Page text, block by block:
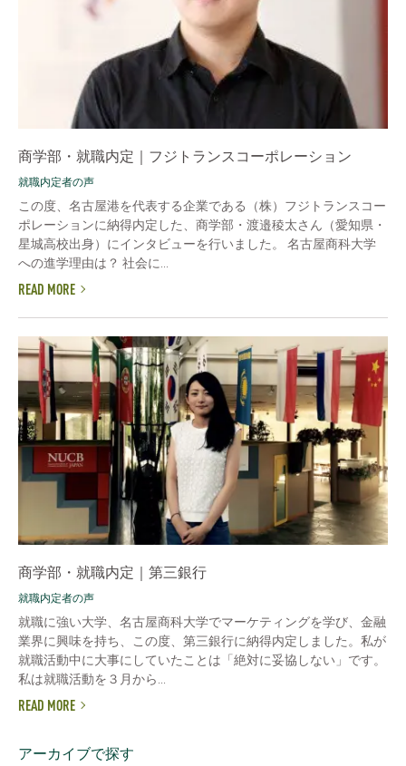
商学部・就職内定｜フジトランスコーポレーション
就職内定者の声
この度、名古屋港を代表する企業である（株）フジトランスコー
ポレーションに納得内定した、商学部・渡邉稜太さん（愛知県・
星城高校出身）にインタビューを行いました。 名古屋商科大学
への進学理由は？ 社会に...
READ MORE
商学部・就職内定｜第三銀行
就職内定者の声
就職に強い大学、名古屋商科大学でマーケティングを学び、金融
業界に興味を持ち、この度、第三銀行に納得内定しました。私が
就職活動中に大事にしていたことは「絶対に妥協しない」です。
私は就職活動を３月から...
READ MORE
アーカイブで探す